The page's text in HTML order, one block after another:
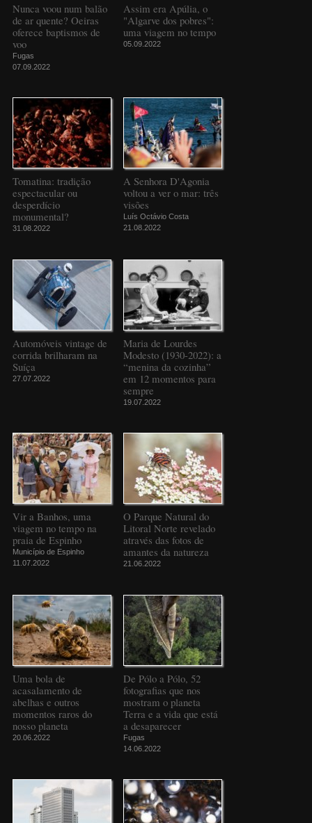
Nunca voou num balão
de ar quente? Oeiras
oferece baptismos de
voo
Fugas
07.09.2022
Assim era Apúlia, o
"Algarve dos pobres":
uma viagem no tempo
05.09.2022
Tomatina: tradição
espectacular ou
desperdício
monumental?
31.08.2022
A Senhora D'Agonia
voltou a ver o mar: três
visões
Luís Octávio Costa
21.08.2022
Automóveis vintage de
corrida brilharam na
Suíça
27.07.2022
Maria de Lourdes
Modesto (1930-2022): a
“menina da cozinha”
em 12 momentos para
sempre
19.07.2022
Vir a Banhos, uma
viagem no tempo na
praia de Espinho
Município de Espinho
11.07.2022
O Parque Natural do
Litoral Norte revelado
através das fotos de
amantes da natureza
21.06.2022
Uma bola de
acasalamento de
abelhas e outros
momentos raros do
nosso planeta
20.06.2022
De Pólo a Pólo, 52
fotografias que nos
mostram o planeta
Terra e a vida que está
a desaparecer
Fugas
14.06.2022